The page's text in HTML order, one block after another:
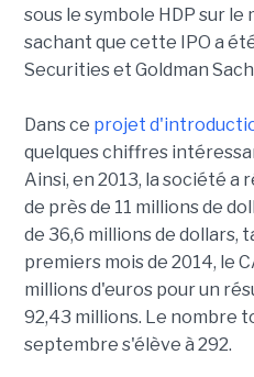
sous le symbole HDP sur le
sachant que cette IPO a
Securities et Goldman
Dans ce projet
quelques chiffres
Ainsi, en 2013, la société
de près de 11 millions de
de 36,6 millions de dollars,
premiers mois de 2014, le
millions d'euros pour un
92,43 millions. Le nombre
septembre s'élève à 292.